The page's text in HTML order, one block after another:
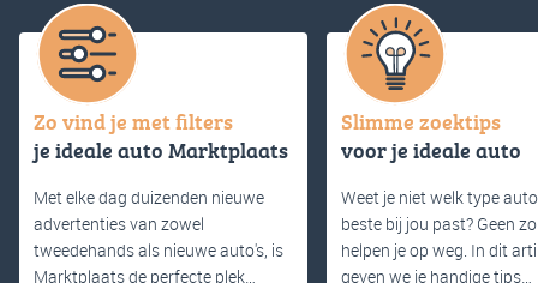
Zo vind je met filters
je ideale auto Marktplaats
Met elke dag duizenden nieuwe
advertenties van zowel
tweedehands als nieuwe auto's, is
Marktplaats de perfecte plek…
Slimme zoektips
voor je ideale auto
Weet je niet welk type
beste bij jou past? Geen
helpen je op weg. In dit
geven we je handige tips…